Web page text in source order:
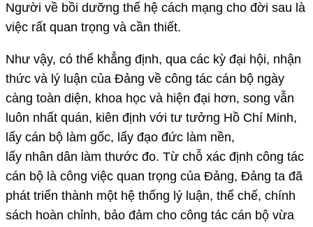
Người về bồi dưỡng thế hệ cách mạng cho đời sau là
việc rất quan trọng và cần thiết.
Như vậy, có thể khẳng định, qua các kỳ đại hội, nhận
thức và lý luận của Đảng về công tác cán bộ ngày
càng toàn diện, khoa học và hiện đại hơn, song vẫn
luôn nhất quán, kiên định với tư tưởng Hồ Chí Minh,
lấy cán bộ làm gốc, lấy đạo đức làm nền,
lấy nhân dân làm thước đo. Từ chỗ xác định công tác
cán bộ là công việc quan trọng của Đảng, Đảng ta đã
phát triển thành một hệ thống lý luận, thể chế, chính
sách hoàn chỉnh, bảo đảm cho công tác cán bộ vừa